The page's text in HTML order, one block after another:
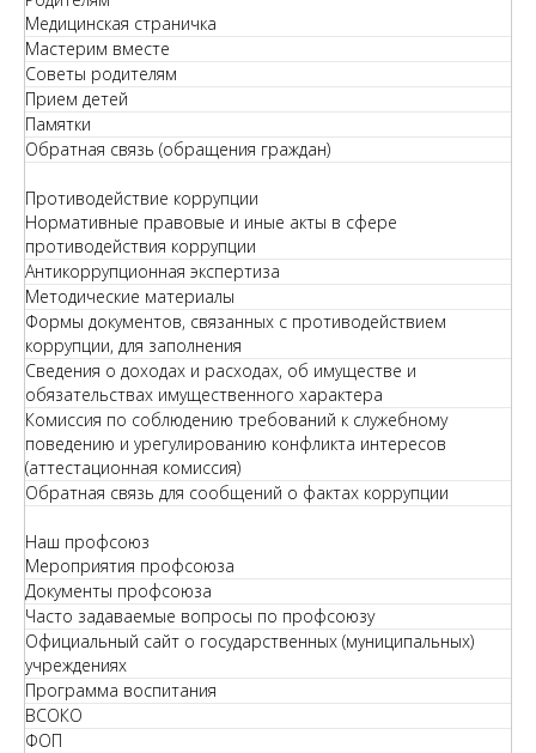
Медицинская страничка
Мастерим вместе
Советы родителям
Прием детей
Памятки
Обратная связь (обращения граждан)
Противодействие коррупции
Нормативные правовые и иные акты в сфере
противодействия коррупции
Антикоррупционная экспертиза
Методические материалы
Формы документов, связанных с противодействием
коррупции, для заполнения
Сведения о доходах и расходах, об имуществе и
обязательствах имущественного характера
Комиссия по соблюдению требований к служебному
поведению и урегулированию конфликта интересов
(аттестационная комиссия)
Обратная связь для сообщений о фактах коррупции
Наш профсоюз
Мероприятия профсоюза
Документы профсоюза
Часто задаваемые вопросы по профсоюзу
Официальный сайт о государственных (муниципальных)
учреждениях
Программа воспитания
ВСОКО
ФОП